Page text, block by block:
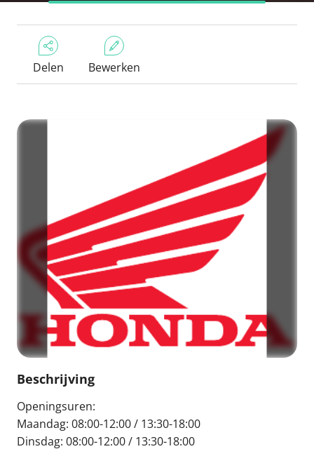
Delen Bewerken
Beschrijving
Openingsuren:
Maandag: 08:00-12:00 / 13:30-18:00
Dinsdag: 08:00-12:00 / 13:30-18:00